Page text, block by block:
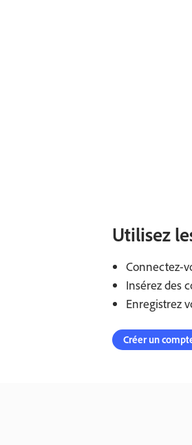
Utilisez
Connectez-
Insérez des
Enregistrez
Créer un